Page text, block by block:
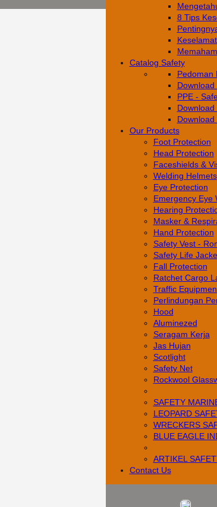
8 Tips
Catalog Safety
Pedoman
PPE -
Our Products
Foot Protection
Head Protection
Faceshields &
Welding Helmets
Eye Protection
Emergency Eye
Hearing
Masker &
Hand Protection
Safety Vest -
Safety Life
Fall Protection
Ratchet Cargo
Traffic
Perlindungan
Hood
Aluminezed
Seragam Kerja
Jas Hujan
Scotlight
Safety Net
Rockwool
SAFETY
LEOPARD
WRECKERS
BLUE EAGLE
­ARTIKEL
Contact Us